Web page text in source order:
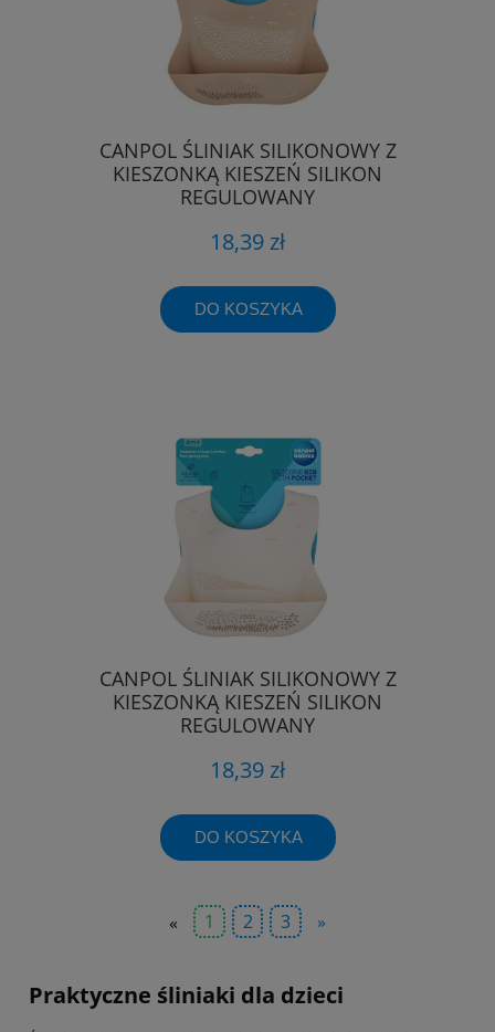
CANPOL ŚLINIAK SILIKONOWY Z
KIESZONKĄ KIESZEŃ SILIKON
REGULOWANY
18,39 zł
DO KOSZYKA
CANPOL ŚLINIAK SILIKONOWY Z
KIESZONKĄ KIESZEŃ SILIKON
REGULOWANY
18,39 zł
DO KOSZYKA
« 1 2 3 »
Praktyczne śliniaki dla dzieci